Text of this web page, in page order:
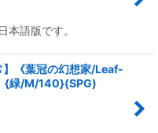
本語版です。
《葉冠の幻想家/Leaf-
緑/M/140}(SPG)